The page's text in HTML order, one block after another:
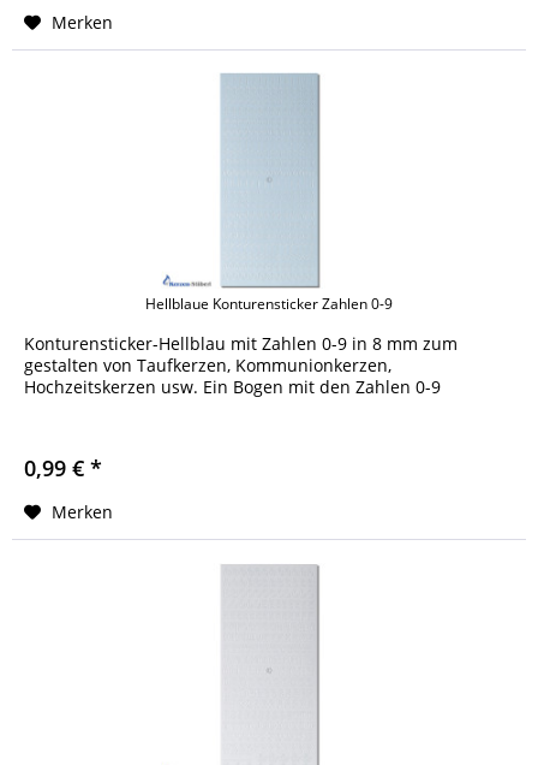
Merken
Hellblaue Konturensticker Zahlen 0-9
Konturensticker-Hellblau mit Zahlen 0-9 in 8 mm zum
gestalten von Taufkerzen, Kommunionkerzen,
Hochzeitskerzen usw. Ein Bogen mit den Zahlen 0-9
0,99 € *
Merken